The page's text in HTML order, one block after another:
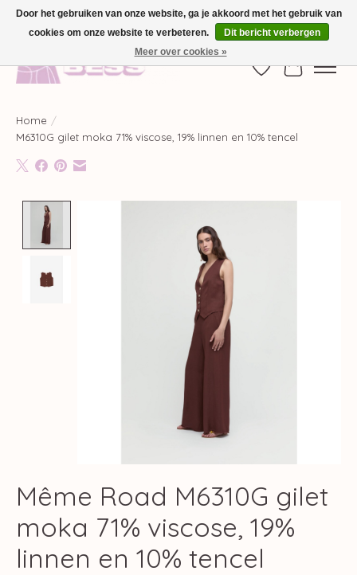
GRATIS VERZENDING VANAF €100,-
Verlanglijst
Home /
M6310G gilet moka 71% viscose, 19% linnen en 10% tencel
Même Road M6310G gilet
moka 71% viscose, 19%
linnen en 10% tencel
Door het gebruiken van onze website, ga je akkoord met het gebruik van
cookies om onze website te verbeteren.
Dit bericht verbergen
Meer over cookies »